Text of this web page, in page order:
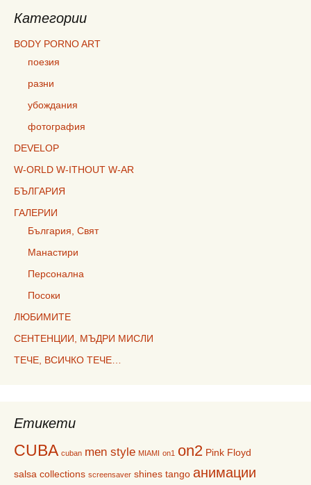
Категории
BODY PORNO ART
поезия
разни
убождания
фотография
DEVELOP
W-ORLD W-ITHOUT W-AR
БЪЛГАРИЯ
ГАЛЕРИИ
България, Свят
Манастири
Персонална
Посоки
ЛЮБИМИТЕ
СЕНТЕНЦИИ, МЪДРИ МИСЛИ
ТЕЧЕ, ВСИЧКО ТЕЧЕ…
Етикети
CUBA cuban men style MIAMI on1 on2 Pink Floyd
salsa collections screensaver shines tango анимации